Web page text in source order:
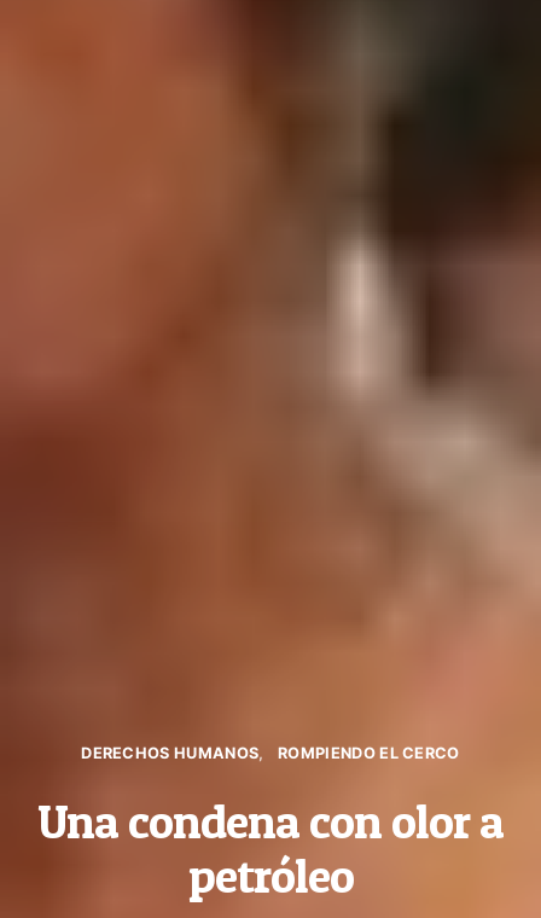
DERECHOS HUMANOS ROMPIENDO EL CERCO
Una condena con olor a
petróleo